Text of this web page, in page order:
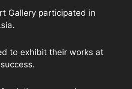
Gallery participated in
to exhibit their works at